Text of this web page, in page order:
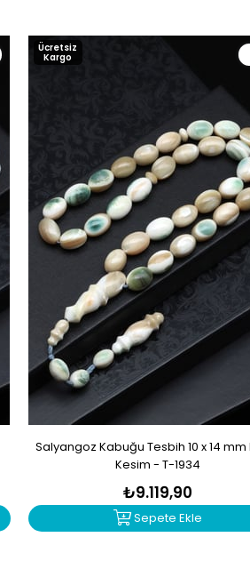
Salyangoz Kabuğu Tesbih 10 x 14 mm
Kesim - T-1934
₺9.119,90
Sepete Ekle
Ücretsiz
Kargo